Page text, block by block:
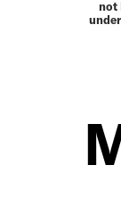
not